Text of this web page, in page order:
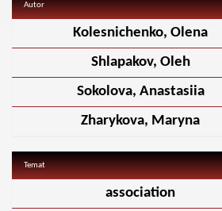
Autor
Kolesnichenko, Olena
Shlapakov, Oleh
Sokolova, Anastasiia
Zharykova, Maryna
Temat
association